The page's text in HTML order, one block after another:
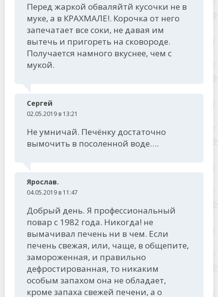
Перед жаркой обваляйтй кусочки не в
муке, а в КРАХМАЛЕ!. Корочка от него
запечатает все соки, не давая им
вытечь и пригореть на сковороде.
Получается намного вкуснее, чем с
мукой.
Сергей
02.05.2019 в 13:21
Не умничай. Печёнку достаточно
вымочить в посоленной воде….
Ярослав.
04.05.2019 в 11:47
Добрый день. Я профессиональный
повар с 1982 года. Никогда! не
вымачивал печень ни в чем. Если
печень свежая, или, чаще, в общепите,
замороженная, и правильно
дефростированная, то никаким
особым запахом она не обладает,
кроме запаха свежей печени, а о